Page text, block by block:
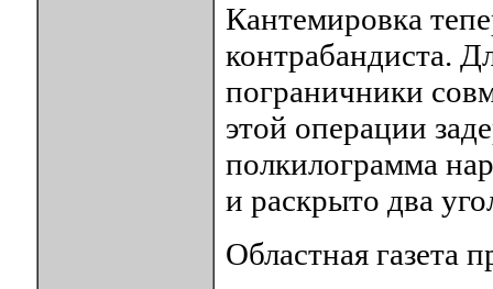
Кантемировка
контрабандиста.
пограничники
этой операции
полкилограмма
и раскрыто два
Областная газета